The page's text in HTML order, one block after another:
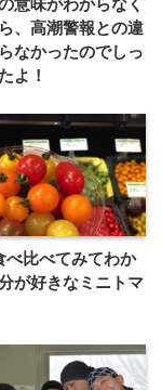
、高潮警報との違
なかったのでしっ
よ！
べ比べてみてわか
が好きなミニトマ